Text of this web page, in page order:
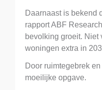
Daarnaast is bekend
rapport ABF
bevolking groeit. Niet
woningen extra in
Door ruimtegebrek
moeilijke opgave.